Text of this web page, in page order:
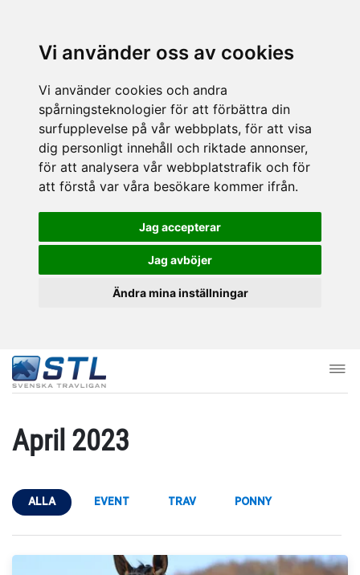
Vi använder oss av cookies
Vi använder cookies och andra
spårningsteknologier för att förbättra din
surfupplevelse på vår webbplats, för att visa
dig personligt innehåll och riktade annonser,
för att analysera vår webbplatstrafik och för
att förstå var våra besökare kommer ifrån.
Jag accepterar
Jag avböjer
Ändra mina inställningar
April 2023
ALLA EVENT TRAV PONNY